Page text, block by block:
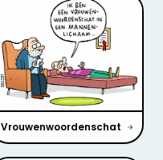
Vrouwenwoordenschat